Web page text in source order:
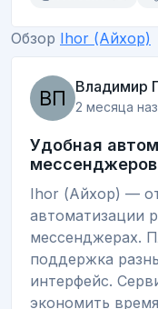
Обзор Ihor (Айхор)
Владимир
2 месяца
Удобная
мессенджеров
Ihor (Айхор) —
автоматизации
мессенджерах.
поддержка
интерфейс.
экономить